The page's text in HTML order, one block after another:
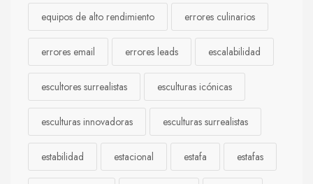
equipos de alto rendimiento errores culinarios
errores email errores leads escalabilidad
escultores surrealistas esculturas icónicas
esculturas innovadoras esculturas surrealistas
estabilidad estacional estafa estafas